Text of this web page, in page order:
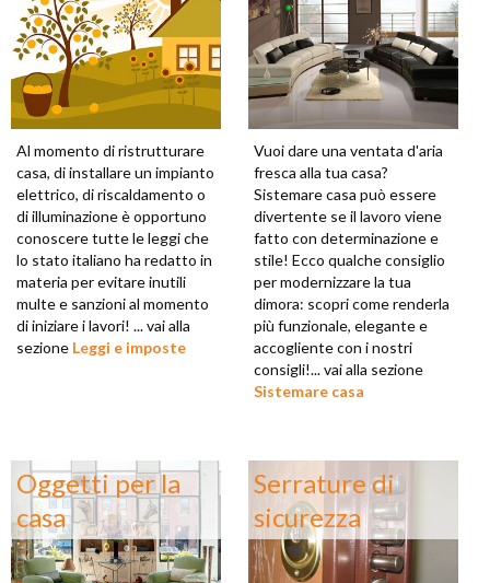
Al momento di ristrutturare
casa, di installare un impianto
elettrico, di riscaldamento o
di illuminazione è opportuno
conoscere tutte le leggi che
lo stato italiano ha redatto in
materia per evitare inutili
multe e sanzioni al momento
di iniziare i lavori! ... vai alla
sezione Leggi e imposte
Vuoi dare una ventata d'aria
fresca alla tua casa?
Sistemare casa può essere
divertente se il lavoro viene
fatto con determinazione e
stile! Ecco qualche consiglio
per modernizzare la tua
dimora: scopri come renderla
più funzionale, elegante e
accogliente con i nostri
consigli!... vai alla sezione
Sistemare casa
Oggetti per la
casa
Serrature di
sicurezza